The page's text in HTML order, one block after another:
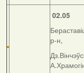
02.05
р-н,